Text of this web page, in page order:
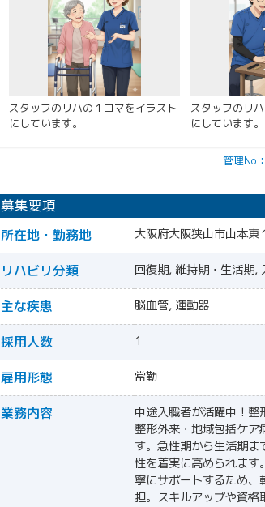
スタッフのリハの１コマをイラスト
にしています。
スタッフのリ
にしています。
管理No
募集要項
所在地・勤務地 大阪府大阪狭山市山本東
リハビリ分類 回復期, 維持期・生活期,
主な疾患 脳血管, 運動器
採用人数 1
雇用形態 常勤
業務内容
中途入職者が活躍中！
整形外来・地域包括ケ
す。急性期から生活期
性を着実に高められます
寧にサポートするため
担。スキルアップや資格